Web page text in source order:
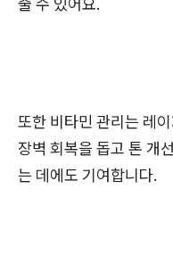
줄 수 있어요.
또한 비타민 관리는 레
장벽 회복을 돕고 톤 개
는 데에도 기여합니다.